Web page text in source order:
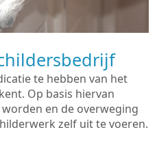
te hebben van het
Op basis hiervan
en de overweging
zelf uit te voeren.